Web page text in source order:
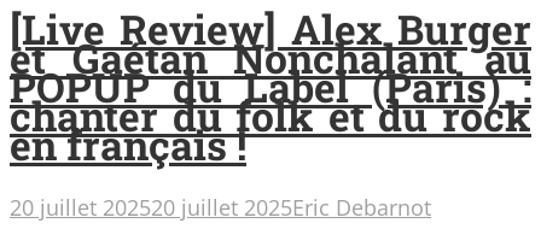
[Live Review] Alex Burger
et Gaétan Nonchalant au
POPUP du Label (Paris) :
chanter du folk et du rock
en français !
20 juillet 202520 juillet 2025Eric Debarnot